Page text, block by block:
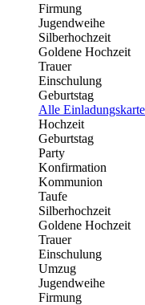
Firmung
Jugendweihe
Silberhochzeit
Goldene Hochzeit
Trauer
Einschulung
Geburtstag
Alle
Hochzeit
Geburtstag
Party
Konfirmation
Kommunion
Taufe
Silberhochzeit
Goldene Hochzeit
Trauer
Einschulung
Umzug
Jugendweihe
Firmung